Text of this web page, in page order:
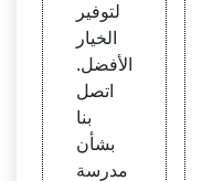
لتوفير
الخيار
الأفضل.
اتصل
بنا
بشأن
مدرسة